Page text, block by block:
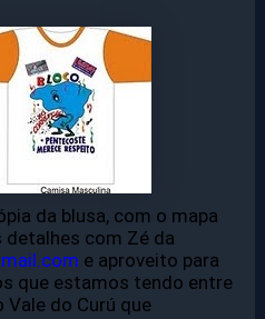
da blusa, com o mapa
com Zé da
e aproveito para
que estamos tendo entre
do Curú que